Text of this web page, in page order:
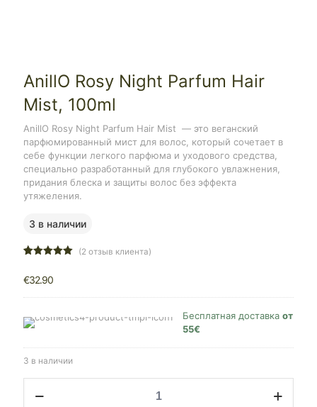
AnillO Rosy Night Parfum Hair
Mist, 100ml
AnillO Rosy Night Parfum Hair Mist — это веганский
парфюмированный мист для волос, который сочетает в
себе функции легкого парфюма и уходового средства,
специально разработанный для глубокого увлажнения,
придания блеска и защиты волос без эффекта
утяжеления.
3 в наличии
на основе
пользователей
(2 отзыв клиента)
€32.90
Бесплатная доставка от
55€
3 в наличии
товара